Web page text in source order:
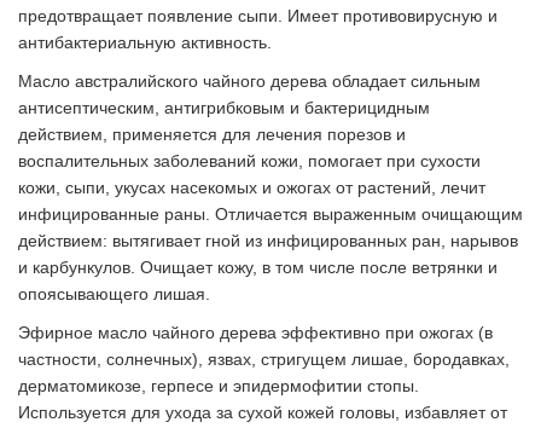
предотвращает появление сыпи. Имеет противовирусную и
антибактериальную активность.
Масло австралийского чайного дерева обладает сильным
антисептическим, антигрибковым и бактерицидным
действием, применяется для лечения порезов и
воспалительных заболеваний кожи, помогает при сухости
кожи, сыпи, укусах насекомых и ожогах от растений, лечит
инфицированные раны. Отличается выраженным очищающим
действием: вытягивает гной из инфицированных ран, нарывов
и карбункулов. Очищает кожу, в том числе после ветрянки и
опоясывающего лишая.
Эфирное масло чайного дерева эффективно при ожогах (в
частности, солнечных), язвах, стригущем лишае, бородавках,
дерматомикозе, герпесе и эпидермофитии стопы.
Используется для ухода за сухой кожей головы, избавляет от